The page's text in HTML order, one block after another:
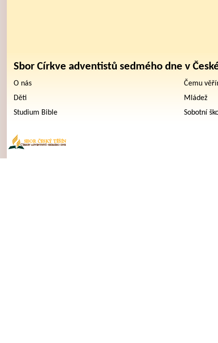
Sbor Církve adventistů sedmého dne v
O nás
Čemu
Děti
Mládež
Studium Bible
Sobotní